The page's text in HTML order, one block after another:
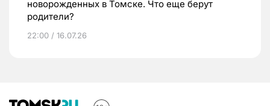
новорожденных в Томске. Что еще берут
родители?
22:00 / 16.07.26